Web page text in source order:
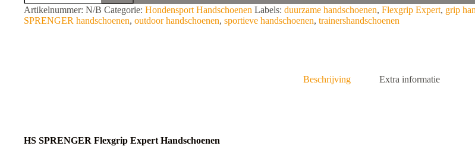
Expert
Handschoenen
aantal
A
l
Artikelnummer: N/B Categorie: Hondensport Handschoenen Labels: duurzame handschoenen, Flexgrip Expert, grip
SPRENGER handschoenen, outdoor handschoenen, sportieve handschoenen, trainershandschoenen
Beschrijving Extra informatie
HS SPRENGER Flexgrip Expert Handschoenen